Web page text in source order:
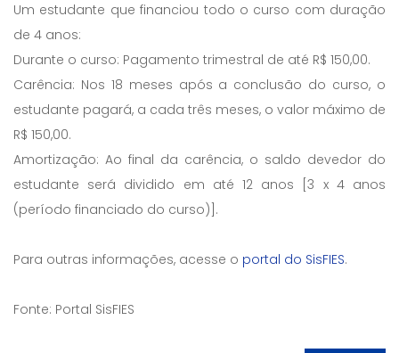
Um estudante que financiou todo o curso com duração
de 4 anos:
Durante o curso: Pagamento trimestral de até R$ 150,00.
Carência: Nos 18 meses após a conclusão do curso, o
estudante pagará, a cada três meses, o valor máximo de
R$ 150,00.
Amortização: Ao final da carência, o saldo devedor do
estudante será dividido em até 12 anos [3 x 4 anos
(período financiado do curso)].
Para outras informações, acesse o portal do SisFIES.
Fonte: Portal SisFIES